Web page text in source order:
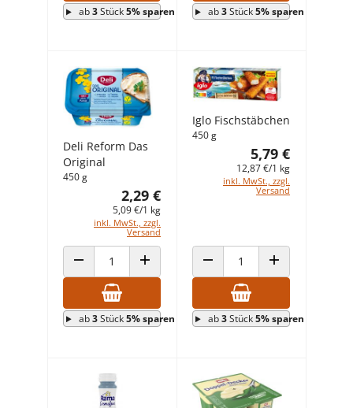
ab3Stück5% sparen ab3Stück5% sparen
Deli Reform Das
Original
450 g
2,29 €
5,09 €/1 kg
inkl. MwSt., zzgl.
Versand
ANZAHL VERRINGERNANZAHL ERHÖHEN
ab3Stück5% sparen
Iglo Fischstäbchen
450 g
5,79 €
12,87 €/1 kg
inkl. MwSt., zzgl.
Versand
ANZAHL VERRINGERNANZAHL ERHÖHEN
ab3Stück5% sparen